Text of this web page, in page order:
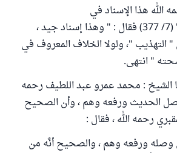
الله هذا الإسناد في
"السلسلة الصحيحة" (7/ 377) فقال : " وهذا إسناد جيد ،
التهذيب "، ولولا الخلاف المعروف في
" انتهى.
الشيخ : محمد عمرو عبد اللطيف رحمه
وصل الحديث ورفعه وهم ، وأن الصحيح
رحمه الله ، فقال :
وصله ورفعه وهم ، والصحيح أنَّه من